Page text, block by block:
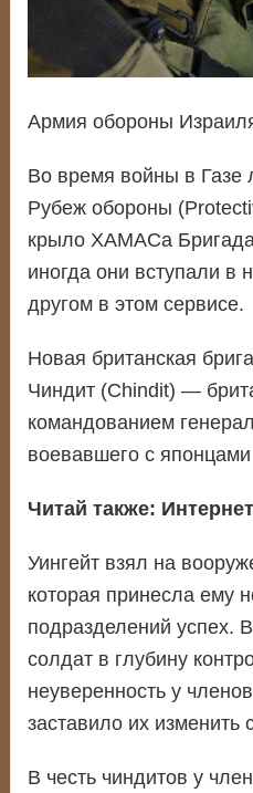
Армия обороны
Во время войны в Газе
Рубеж обороны
крыло ХАМАСа Бригада
иногда они вступали в
другом в этом сервисе.
Новая британская
Чиндит (Chindit) —
командованием
воевавшего с
Читай также:
Уингейт взял на
которая принесла ему
подразделений успех.
солдат в глубину
неуверенность у
заставило их изменить
В честь чиндитов у